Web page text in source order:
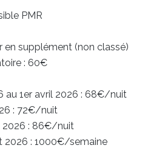
PMR
en supplément (non classé)
: 60€
au 1er avril 2026 : 68€/nuit
: 72€/nuit
2026 : 86€/nuit
2026 : 1000€/semaine